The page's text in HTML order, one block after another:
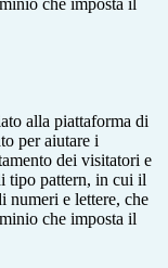
alla piattaforma di
per aiutare i
dei visitatori e
tipo pattern, in cui il
numeri e lettere, che
che imposta il